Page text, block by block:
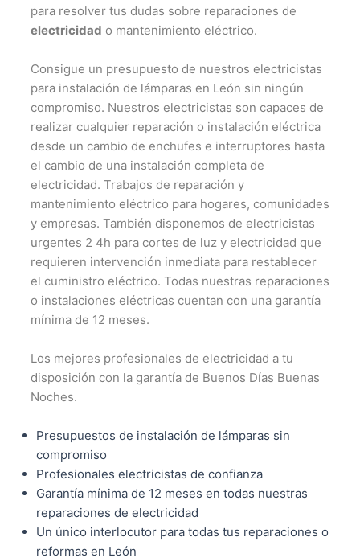
para resolver tus dudas sobre reparaciones de
electricidad o mantenimiento eléctrico.
Consigue un presupuesto de nuestros electricistas
para instalación de lámparas en León sin ningún
compromiso. Nuestros electricistas son capaces de
realizar cualquier reparación o instalación eléctrica
desde un cambio de enchufes e interruptores hasta
el cambio de una instalación completa de
electricidad. Trabajos de reparación y
mantenimiento eléctrico para hogares, comunidades
y empresas. También disponemos de electricistas
urgentes 2 4h para cortes de luz y electricidad que
requieren intervención inmediata para restablecer
el cuministro eléctrico. Todas nuestras reparaciones
o instalaciones eléctricas cuentan con una garantía
mínima de 12 meses.
Los mejores profesionales de electricidad a tu
disposición con la garantía de Buenos Días Buenas
Noches.
Presupuestos de instalación de lámparas sin
compromiso
Profesionales electricistas de confianza
Garantía mínima de 12 meses en todas nuestras
reparaciones de electricidad
Un único interlocutor para todas tus reparaciones o
reformas en León